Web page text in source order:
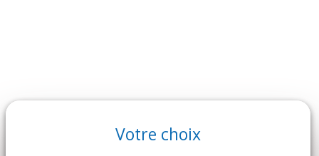
ARTICLES CONNEXES
Votre choix